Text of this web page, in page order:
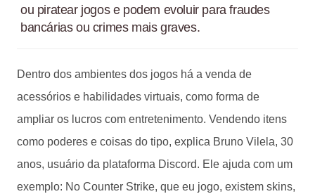
ou piratear jogos e podem evoluir para fraudes
bancárias ou crimes mais graves.
Dentro dos ambientes dos jogos há a venda de
acessórios e habilidades virtuais, como forma de
ampliar os lucros com entretenimento. Vendendo itens
como poderes e coisas do tipo, explica Bruno Vilela, 30
anos, usuário da plataforma Discord. Ele ajuda com um
exemplo: No Counter Strike, que eu jogo, existem skins,